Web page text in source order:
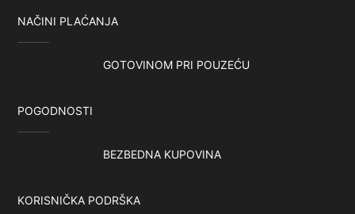
NAČINI PLAĆANJA
GOTOVINOM PRI POUZEĆU
POGODNOSTI
BEZBEDNA KUPOVINA
KORISNIČKA PODRŠKA